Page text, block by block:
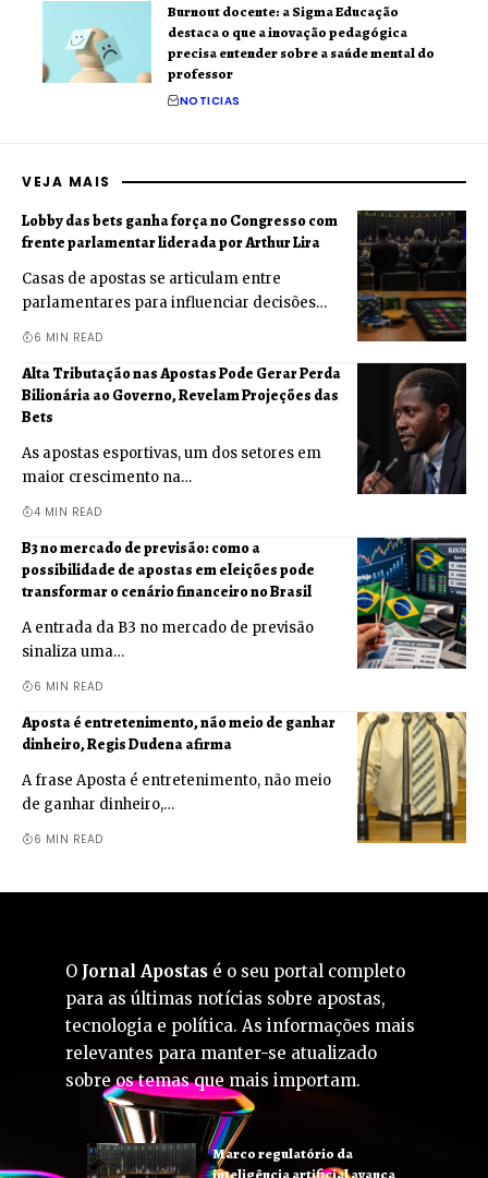
Burnout docente: a Sigma Educação
destaca o que a inovação pedagógica
precisa entender sobre a saúde mental do
professor
NOTICIAS
VEJA MAIS
Lobby das bets ganha força no Congresso com
frente parlamentar liderada por Arthur Lira
Casas de apostas se articulam entre
parlamentares para influenciar decisões…
6 MIN READ
Alta Tributação nas Apostas Pode Gerar Perda
Bilionária ao Governo, Revelam Projeções das
Bets
As apostas esportivas, um dos setores em
maior crescimento na…
4 MIN READ
B3 no mercado de previsão: como a
possibilidade de apostas em eleições pode
transformar o cenário financeiro no Brasil
A entrada da B3 no mercado de previsão
sinaliza uma…
6 MIN READ
Aposta é entretenimento, não meio de ganhar
dinheiro, Regis Dudena afirma
A frase Aposta é entretenimento, não meio
de ganhar dinheiro,…
6 MIN READ
O Jornal Apostas é o seu portal completo
para as últimas notícias sobre apostas,
tecnologia e política. As informações mais
relevantes para manter-se atualizado
sobre os temas que mais importam.
Marco regulatório da
inteligência artificial avança